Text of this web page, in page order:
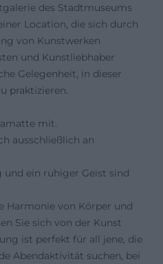
des Stadtmuseums
Location, die sich durch
von Kunstwerken
und Kunstliebhaber
Gelegenheit, in dieser
praktizieren.
mit.
ausschließlich an
und ein ruhiger Geist sind
Harmonie von Körper und
Sie sich von der Kunst
ist perfekt für all jene, die
Abendaktivität suchen, bei